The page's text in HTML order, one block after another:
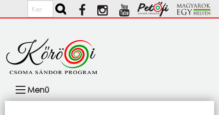
Ugrás a tartalomra
Keresés
navigáció
Menü